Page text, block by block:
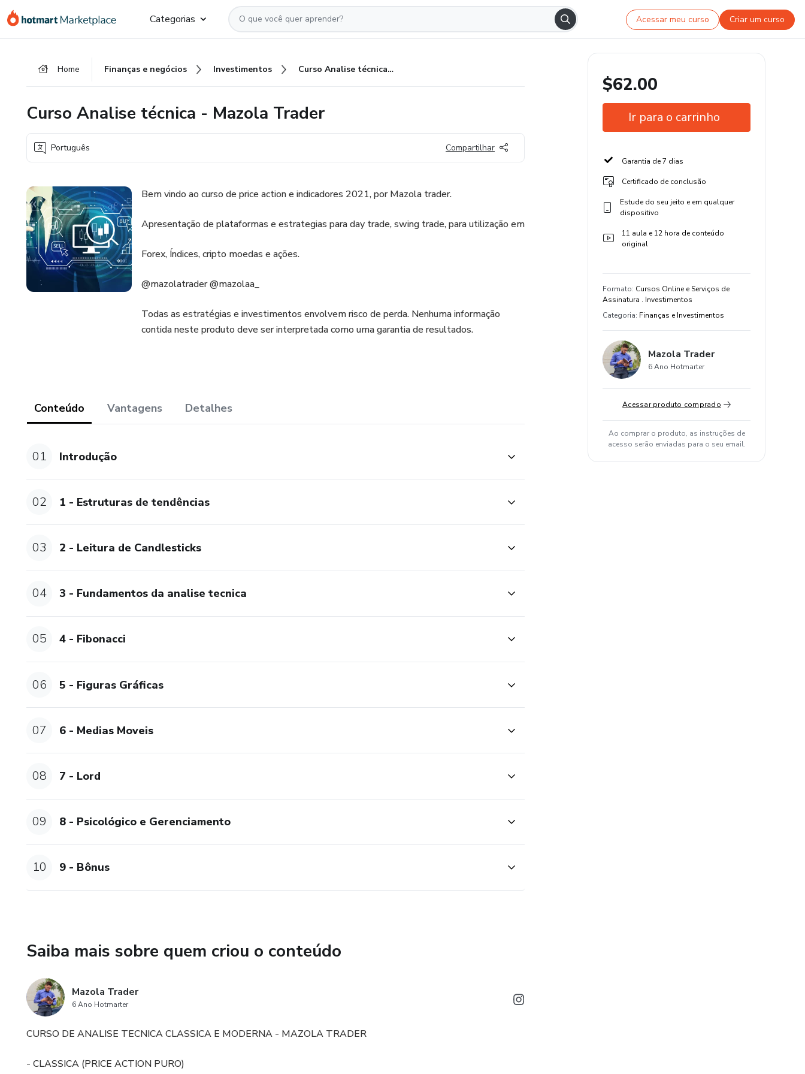
para
para
para
Categorias Acessar meu curso Criar um curso
Home Finanças e negócios Investimentos Curso Analise técnica - Mazola Trader
Curso Analise técnica - Mazola Trader
Português Compartilhar
Bem vindo ao curso de price action e indicadores 2021, por Mazola trader.
Apresentação de plataformas e estrategias para day trade, swing trade, para utilização em
Forex, Índices, cripto moedas e ações.
@mazolatrader @mazolaa_
Todas as estratégias e investimentos envolvem risco de perda. Nenhuma informação
contida neste produto deve ser interpretada como uma garantia de resultados.
Conteúdo Vantagens Detalhes
01 Introdução
02 1 - Estruturas de tendências
03 2 - Leitura de Candlesticks
04 3 - Fundamentos da analise tecnica
05 4 - Fibonacci
06 5 - Figuras Gráficas
07 6 - Medias Moveis
08 7 - Lord
09 8 - Psicológico e Gerenciamento
10 9 - Bônus
Saiba mais sobre quem criou o conteúdo
Mazola Trader
6 Ano Hotmarter
CURSO DE ANALISE TECNICA CLASSICA E MODERNA - MAZOLA TRADER
- CLASSICA (PRICE ACTION PURO)
$62.00
Ir para o carrinho
Garantia de 7 dias
Certificado de conclusão
Estude do seu jeito e em qualquer
dispositivo
11 aula e 12 hora de conteúdo
original
Formato: Cursos Online e Serviços de
Assinatura . Investimentos
Categoria: Finanças e Investimentos
Mazola Trader
6 Ano Hotmarter
Acessar produto comprado
Ao comprar o produto, as instruções de
acesso serão enviadas para o seu email.